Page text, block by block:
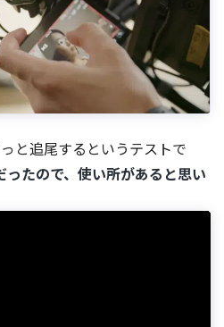
と追尾するというテストで
ったので、使い所があると思い